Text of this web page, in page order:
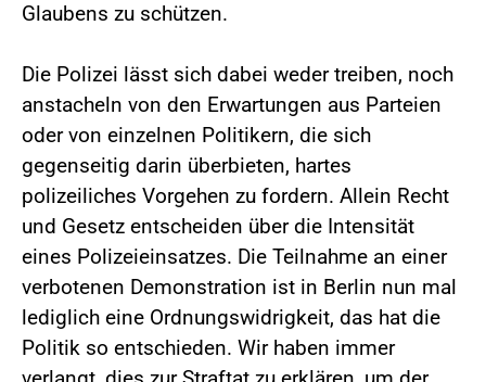
Glaubens zu schützen.
Die Polizei lässt sich dabei weder treiben, noch
anstacheln von den Erwartungen aus Parteien
oder von einzelnen Politikern, die sich
gegenseitig darin überbieten, hartes
polizeiliches Vorgehen zu fordern. Allein Recht
und Gesetz entscheiden über die Intensität
eines Polizeieinsatzes. Die Teilnahme an einer
verbotenen Demonstration ist in Berlin nun mal
lediglich eine Ordnungswidrigkeit, das hat die
Politik so entschieden. Wir haben immer